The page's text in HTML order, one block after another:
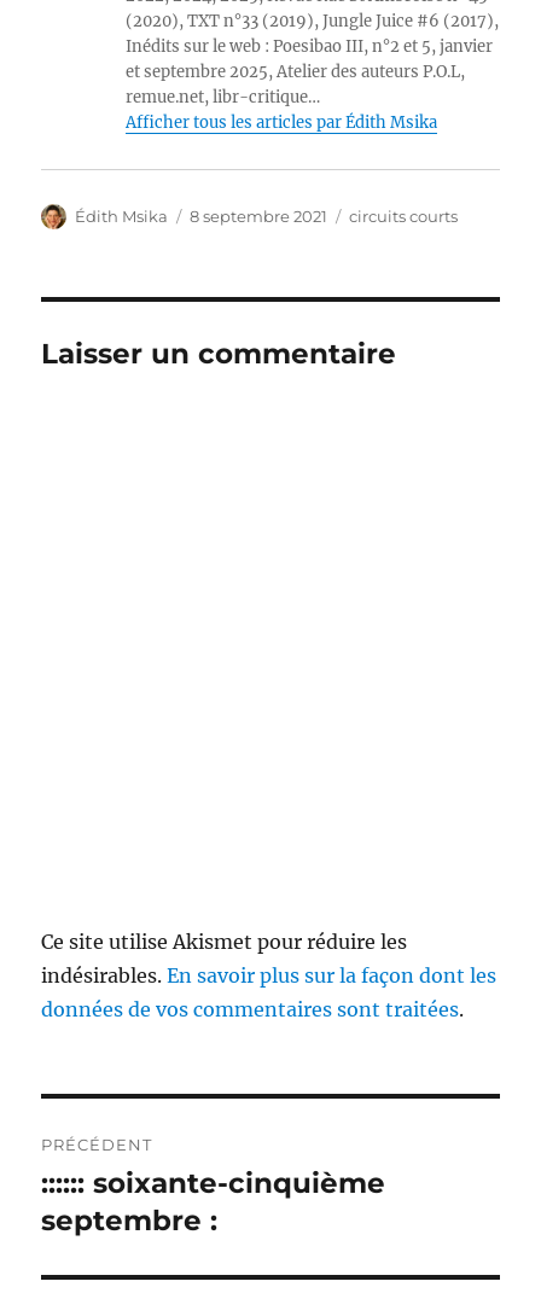
(2020), TXT n°33 (2019), Jungle Juice #6 (2017),
Inédits sur le web : Poesibao III, n°2 et 5, janvier
et septembre 2025, Atelier des auteurs P.O.L,
remue.net, libr-critique…
Afficher tous les articles par Édith Msika
Auteur
Édith Msika
Publié
8 septembre 2021 Catégories
circuits courts
Laisser un commentaire
Ce site utilise Akismet pour réduire les
indésirables.En savoir plus sur la façon dont les
données de vos commentaires sont traitées.
de
l’article
PRÉCÉDENT
Publication
précédente :
:::::: soixante-cinquième
septembre :